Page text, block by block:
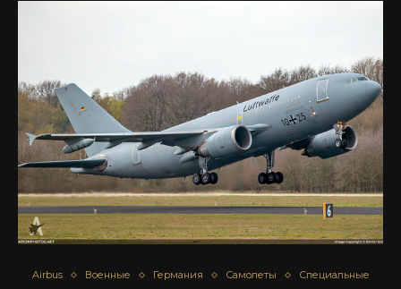
Airbus Военные Германия Самолеты Специальные